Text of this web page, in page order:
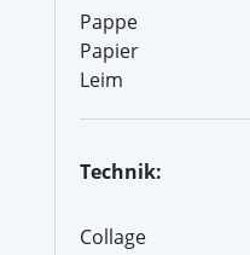
Pappe
Papier
Leim
Technik:
Collage